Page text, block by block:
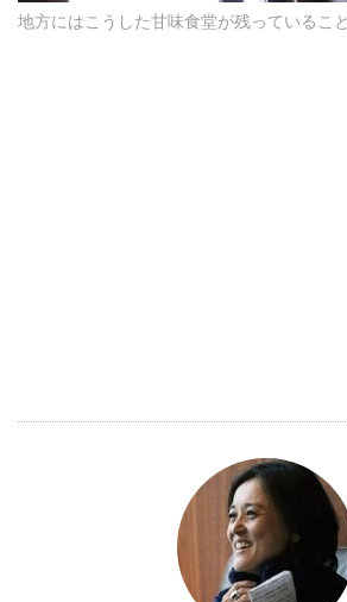
地方にはこうした甘味食堂が残っているこ